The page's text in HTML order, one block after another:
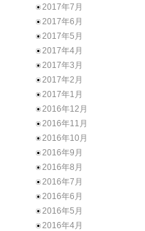
2017年7月
2017年6月
2017年5月
2017年4月
2017年3月
2017年2月
2017年1月
2016年12月
2016年11月
2016年10月
2016年9月
2016年8月
2016年7月
2016年6月
2016年5月
2016年4月